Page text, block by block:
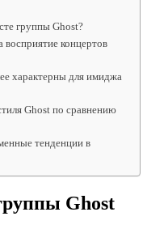
группы Ghost?
концертов
характерны для имиджа
Ghost по сравнению
тенденции в
Ghost